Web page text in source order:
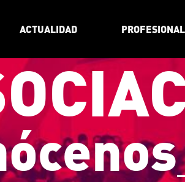
ACTUALIDAD
ócenos